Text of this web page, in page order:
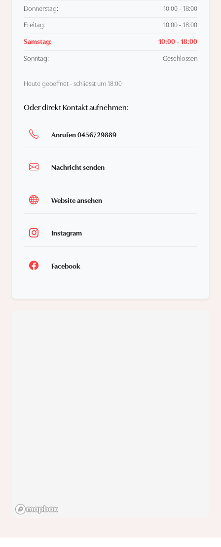
Donnerstag: 10:00 - 18:00
Freitag: 10:00 - 18:00
Samstag: 10:00 - 18:00
Sonntag: Geschlossen
Heute geoeffnet - schliesst um 18:00
Oder direkt Kontakt aufnehmen:
Anrufen 0456729889
Nachricht senden
Website ansehen
Instagram
Facebook